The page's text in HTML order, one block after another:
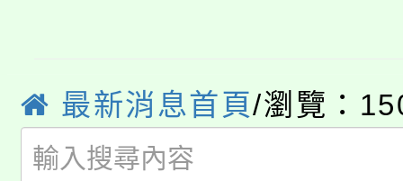
生本土語及新住民語歌
公告本校115學年度第
代理(課)教師甄選結果(
公告本校115學年度第
最新消息首頁/瀏覽：